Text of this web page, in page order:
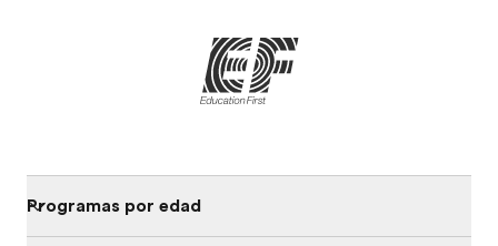
Programas por edad